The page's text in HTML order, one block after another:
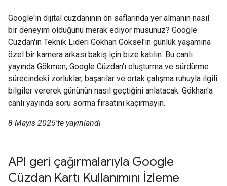
Google'ın dijital cüzdanının ön saflarında yer almanın nasıl
bir deneyim olduğunu merak ediyor musunuz? Google
Cüzdan'ın Teknik Lideri Gökhan Göksel'in günlük yaşamına
özel bir kamera arkası bakış için bize katılın. Bu canlı
yayında Gökmen, Google Cüzdan'ı oluşturma ve sürdürme
sürecindeki zorluklar, başarılar ve ortak çalışma ruhuyla ilgili
bilgiler vererek gününün nasıl geçtiğini anlatacak. Gökhan'a
canlı yayında soru sorma fırsatını kaçırmayın.
8 Mayıs 2025'te yayınlandı
API geri çağırmalarıyla Google
Cüzdan Kartı Kullanımını İzleme